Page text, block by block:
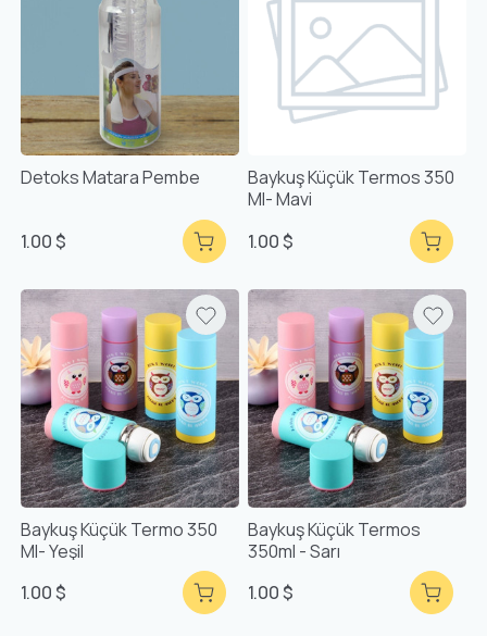
Detoks Matara Pembe
1.00 $
Baykuş Küçük Termos 350
Ml- Mavi
1.00 $
Baykuş Küçük Termo 350
Ml- Yeşil
1.00 $
Baykuş Küçük Termos
350ml - Sarı
1.00 $